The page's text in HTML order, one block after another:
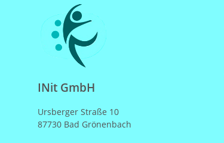
INit GmbH
Ursberger Straße 10
87730 Bad Grönenbach